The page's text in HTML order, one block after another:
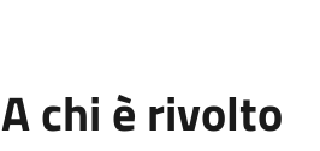
A chi è rivolto